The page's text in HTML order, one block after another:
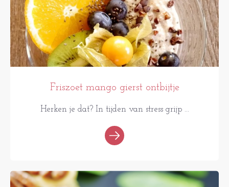
Friszoet mango gierst ontbijtje
Herken je dat? In tijden van stress grijp ...